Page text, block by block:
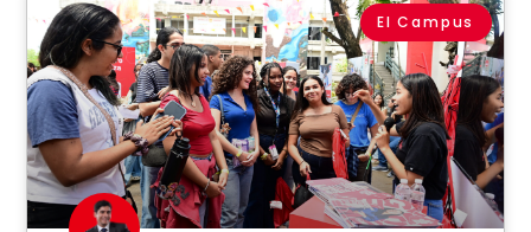
El Campus